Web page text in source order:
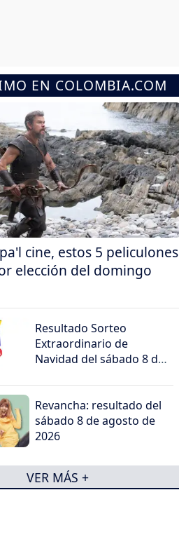
EN COLOMBIA.COM
cine, estos 5 peliculones
elección del domingo
Resultado Sorteo
Extraordinario de
Navidad del sábado 8 de
Revancha: resultado del
sábado 8 de agosto de
2026
VER MÁS +